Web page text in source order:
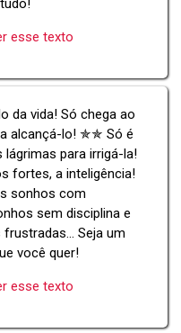
esse texto
da vida! Só chega ao
alcançá-lo! ✯✯ Só é
lágrimas para irrigá-la!
fortes, a inteligência!
sonhos com
sem disciplina e
Seja um
você quer!
esse texto